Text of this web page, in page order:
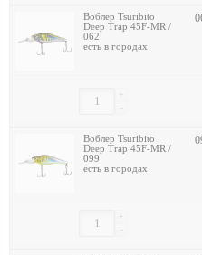
Воблер Tsuribito
Deep Trap 45F-MR /
062
есть в городах
-
+
Воблер Tsuribito
Deep Trap 45F-MR /
099
есть в городах
-
+